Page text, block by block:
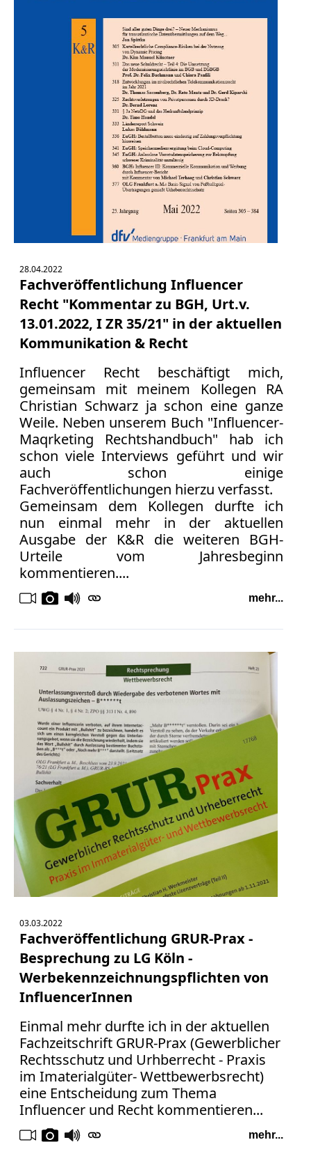
28.04.2022
Fachveröffentlichung Influencer
Recht "Kommentar zu BGH, Urt.v.
13.01.2022, I ZR 35/21" in der aktuellen
Kommunikation & Recht
Influencer Recht beschäftigt mich,
gemeinsam mit meinem Kollegen RA
Christian Schwarz ja schon eine ganze
Weile. Neben unserem Buch "Influencer-
Maqrketing Rechtshandbuch" hab ich
schon viele Interviews geführt und wir
auch schon einige
Fachveröffentlichungen hierzu verfasst.
Gemeinsam dem Kollegen durfte ich
nun einmal mehr in der aktuellen
Ausgabe der K&R die weiteren BGH-
Urteile vom Jahresbeginn
kommentieren....
mehr...
03.03.2022
Fachveröffentlichung GRUR-Prax -
Besprechung zu LG Köln -
Werbekennzeichnungspflichten von
InfluencerInnen
Einmal mehr durfte ich in der aktuellen
Fachzeitschrift GRUR-Prax (Gewerblicher
Rechtsschutz und Urhberrecht - Praxis
im Imaterialgüter- Wettbewerbsrecht)
eine Entscheidung zum Thema
Influencer und Recht kommentieren...
mehr...